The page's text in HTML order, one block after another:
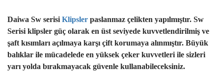
Daiwa Sw serisi Klipsler paslanmaz çelikten yapılmıştır. Sw
Serisi klipsler güç olarak en üst seviyede kuvvetlendirilmiş ve
şaft kısımları açılmaya karşı çift korumaya alınmıştır. Büyük
balıklar ile mücadelede en yüksek çeker kuvvetleri ile sizleri
yarı yolda bırakmayacak güvenle kullanabileceksiniz.